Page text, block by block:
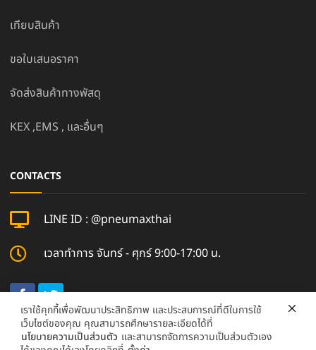
เทียบสินค้า
ขอใบเสนอราคา
จัดส่งสินค้าทางพัสดุ
KEX ,EMS , และอื่นๆ
CONTACTS
LINE ID : @pneumaxthai
เวลาทำการ จันทร์ - ศุกร์ 9:00-17:00 น.
เราใช้คุกกี้เพื่อพัฒนาประสิทธิภาพ และประสบการณ์ที่ดีในการใช้
เว็บไซต์ของคุณ คุณสามารถศึกษารายละเอียดได้ที่
นโยบายความเป็นส่วนตัว และสามารถจัดการความเป็นส่วนตัวเอง